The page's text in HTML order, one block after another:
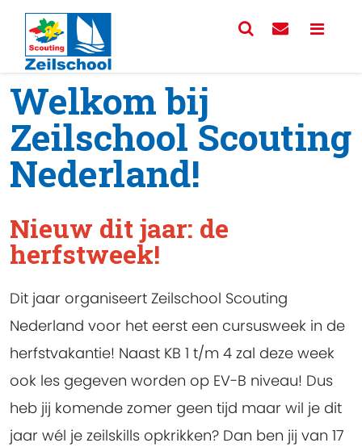
Welkom bij
Zeilschool Scouting
Nederland!
Nieuw dit jaar: de
herfstweek!
Dit jaar organiseert Zeilschool Scouting
Nederland voor het eerst een cursusweek in de
herfstvakantie! Naast KB 1 t/m 4 zal deze week
ook les gegeven worden op EV-B niveau! Dus
heb jij komende zomer geen tijd maar wil je dit
jaar wél je zeilskills opkrikken? Dan ben jij van 17